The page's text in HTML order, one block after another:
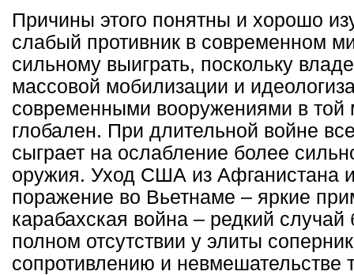
Причины этого понятны и хорошо
слабый противник в современном
сильному выиграть, поскольку
массовой мобилизации и
современными вооружениями в той
глобален. При длительной войне
сыграет на ослабление более
оружия. Уход США из Афганистана
поражение во Вьетнаме – яркие
карабахская война – редкий
полном отсутствии у элиты
сопротивлению и невмешательстве